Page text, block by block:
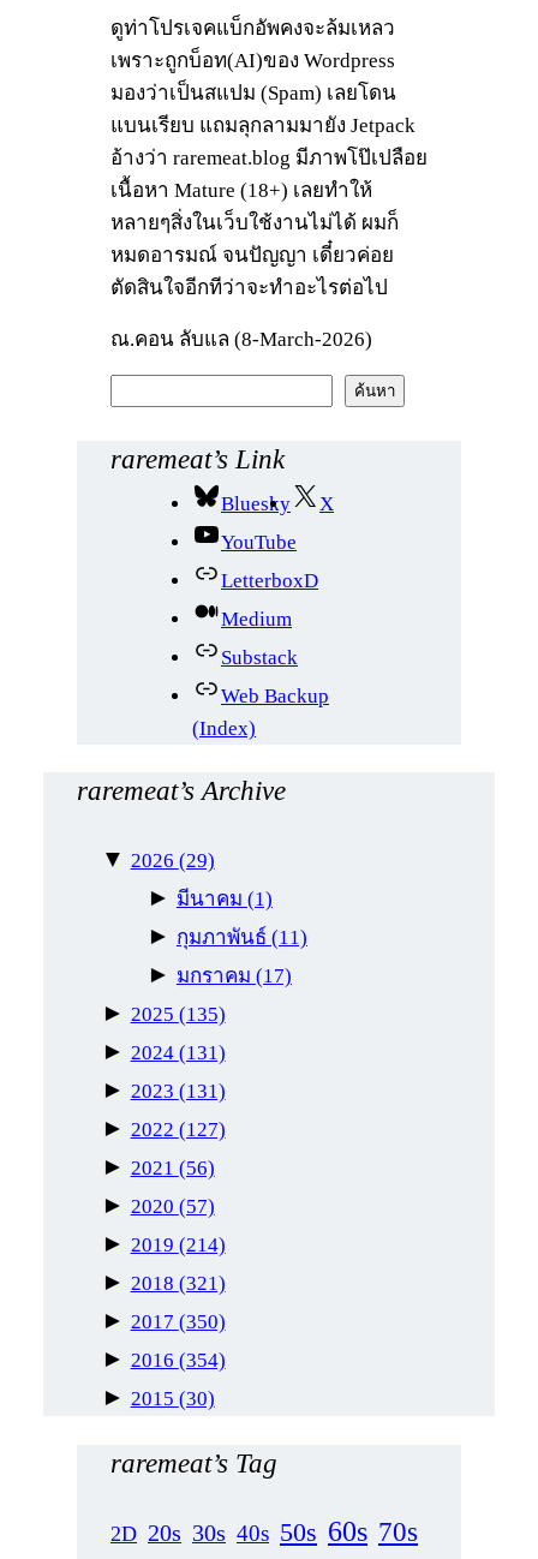
ดูท่าโปรเจคแบ็กอัพคงจะล้มเหลว
เพราะถูกบ็อท(AI)ของ Wordpress
มองว่าเป็นสแปม (Spam) เลยโดน
แบนเรียบ แถมลุกลามมายัง Jetpack
อ้างว่า raremeat.blog มีภาพโป๊เปลือย
เนื้อหา Mature (18+) เลยทำให้
หลายๆสิ่งในเว็บใช้งานไม่ได้ ผมก็
หมดอารมณ์ จนปัญญา เดี๋ยวค่อย
ตัดสินใจอีกทีว่าจะทำอะไรต่อไป
ณ.คอน ลับแล (8-March-2026)
ห
ค้นหา
raremeat’s Link
Bluesky
X
YouTube
LetterboxD
Medium
Substack
Web Backup
(Index)
raremeat’s Archive
▼ 2026 (29)
► มีนาคม (1)
► กุมภาพันธ์ (11)
► มกราคม (17)
► 2025 (135)
► 2024 (131)
► 2023 (131)
► 2022 (127)
► 2021 (56)
► 2020 (57)
► 2019 (214)
► 2018 (321)
► 2017 (350)
► 2016 (354)
► 2015 (30)
raremeat’s Tag
2D 20s 30s 40s 50s 60s 70s